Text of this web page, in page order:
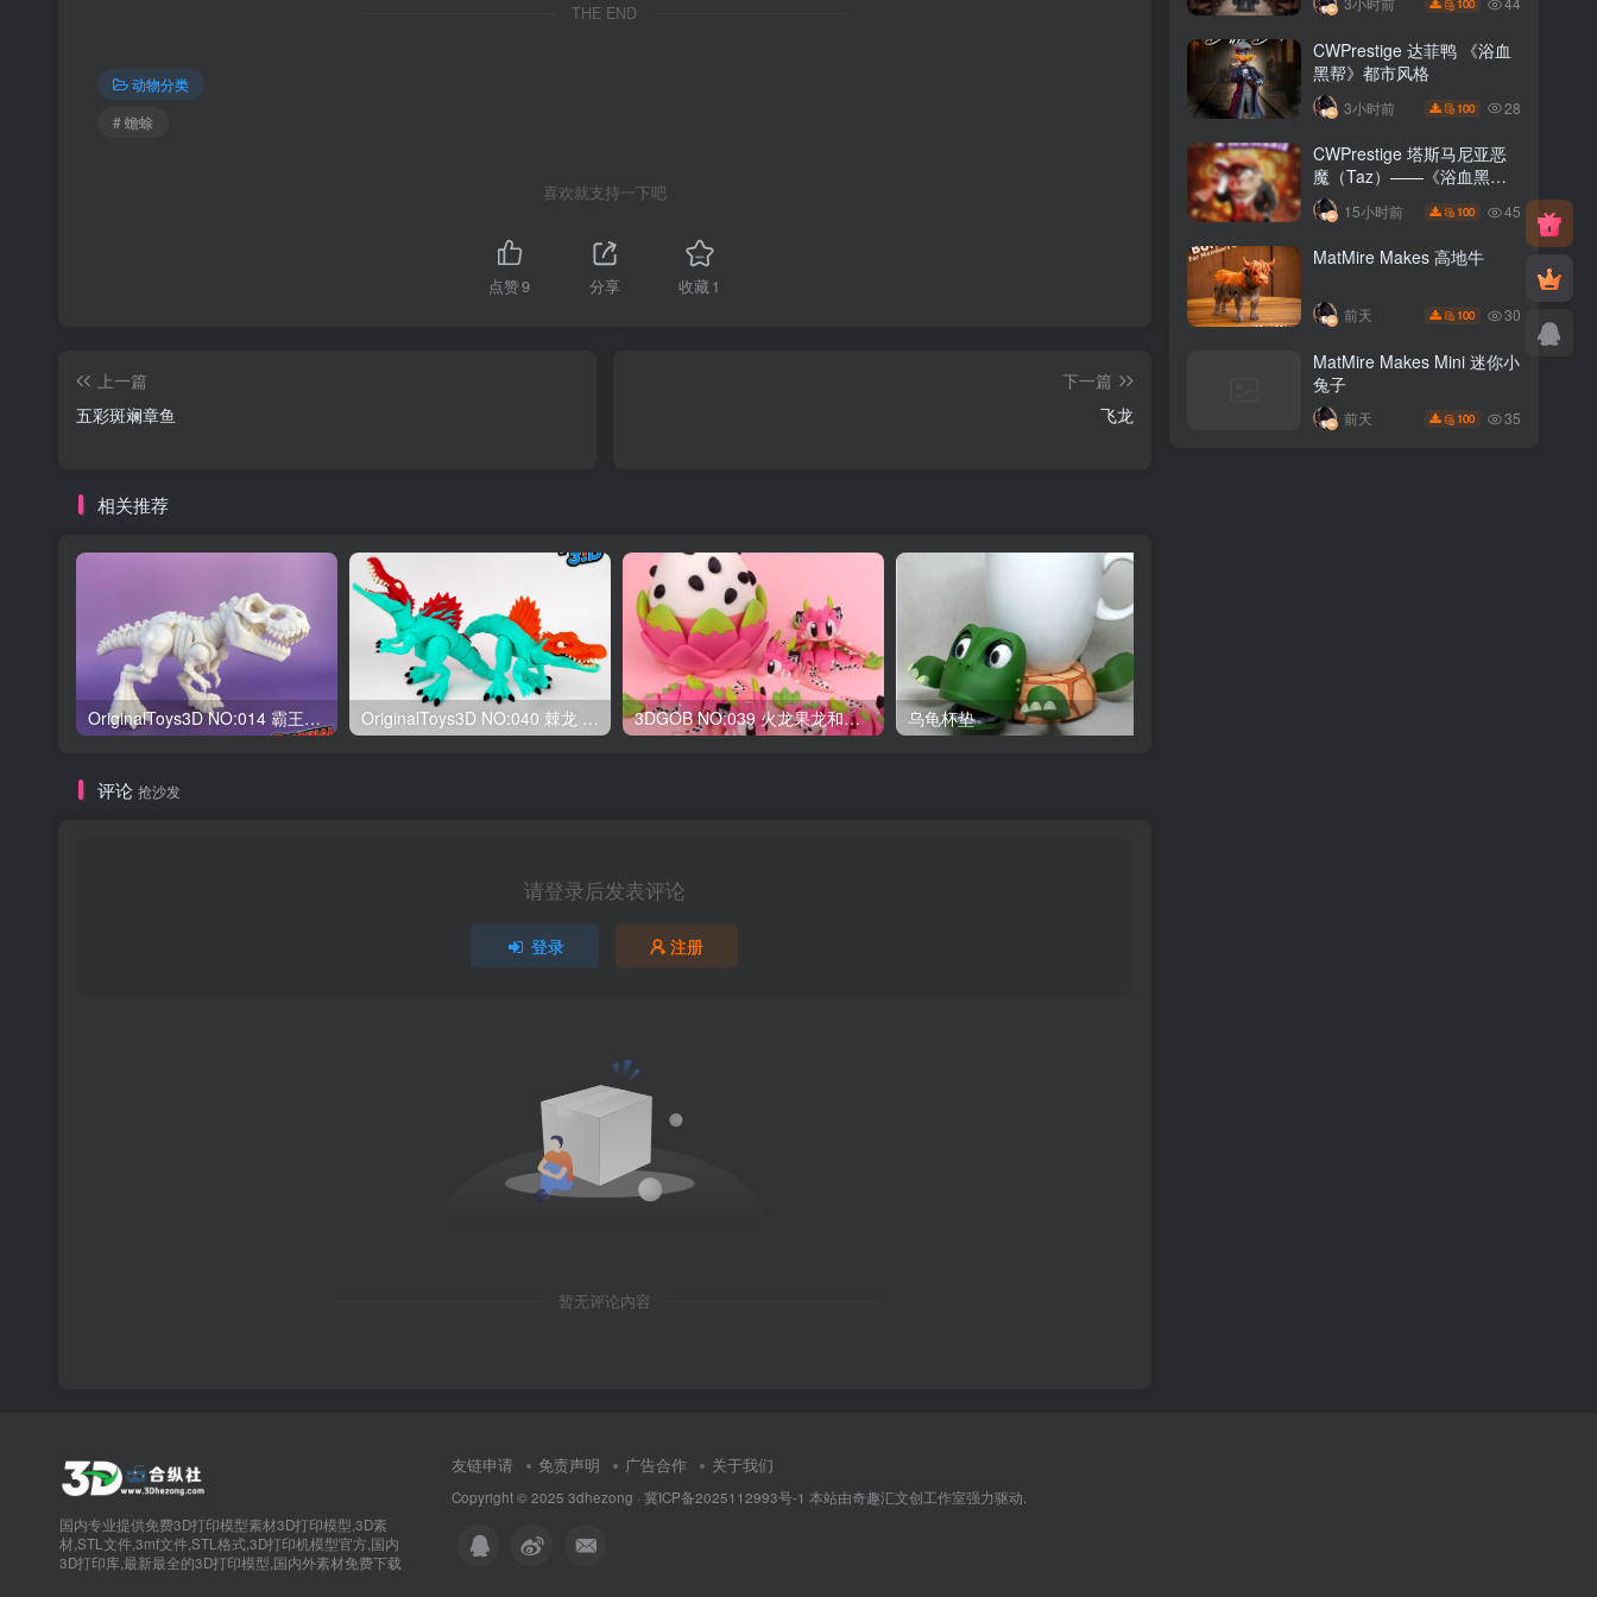
THE END
动物分类
# 蟾蜍
喜欢就支持一下吧
点赞9 分享 收藏1
上一篇
五彩斑斓章鱼
下一篇
飞龙
相关推荐
OriginalToys3D NO:014 霸王龙骨架 OriginalToys3D NO:040 棘龙 Spinosaurus Remastered 3DGOB NO:039 火龙果龙和龙蛋 DragonFruit_MiniDragon 乌龟杯垫
评论 抢沙发
请登录后发表评论
登录 注册
暂无评论内容
100
CWPrestige 达菲鸭 《浴血
黑帮》都市风格
3小时前 100 28
CWPrestige 塔斯马尼亚恶
魔（Taz）——《浴血黑
帮》
15小时前 100 45
MatMire Makes 高地牛
前天 100 30
MatMire Makes Mini 迷你小
兔子
前天 100 35
国内专业提供免费3D打印模型素材3D打印模型,3D素
材,STL文件,3mf文件,STL格式,3D打印机模型官方,国内
3D打印库,最新最全的3D打印模型,国内外素材免费下载
友链申请 免责声明 广告合作 关于我们
Copyright © 2025 3dhezong · 冀ICP备2025112993号-1 本站由奇趣汇文创工作室强力驱动.